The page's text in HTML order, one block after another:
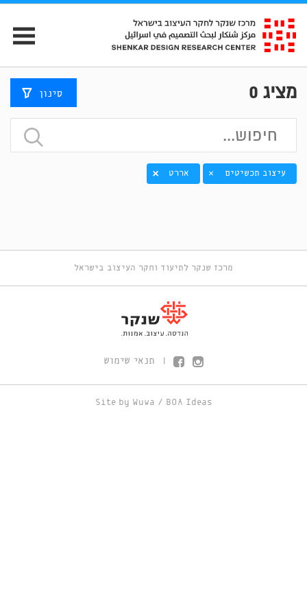
מציג 0 סינון
עיצוב תכשיטים × אררט
מרכז שנקר לתיעוד וחקר העיצוב בישראל
תנאי שימוש
Site by Wuwa / BOA Ideas